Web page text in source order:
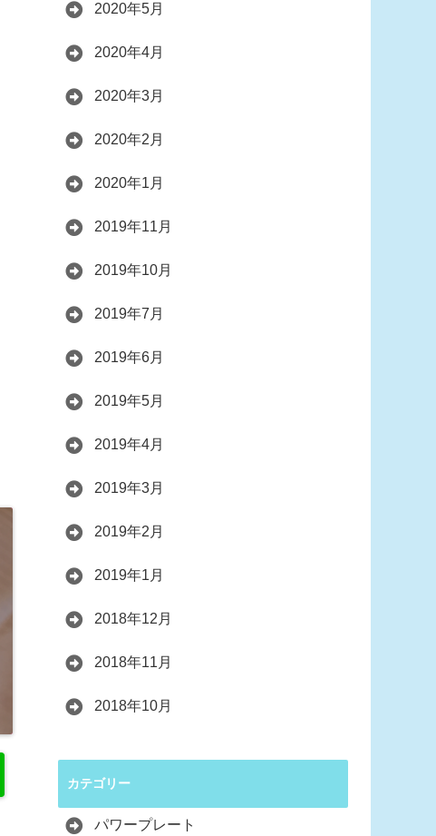
2020年5月
2020年4月
2020年3月
2020年2月
2020年1月
2019年11月
2019年10月
2019年7月
2019年6月
2019年5月
2019年4月
2019年3月
2019年2月
2019年1月
2018年12月
2018年11月
2018年10月
カテゴリー
パワープレート